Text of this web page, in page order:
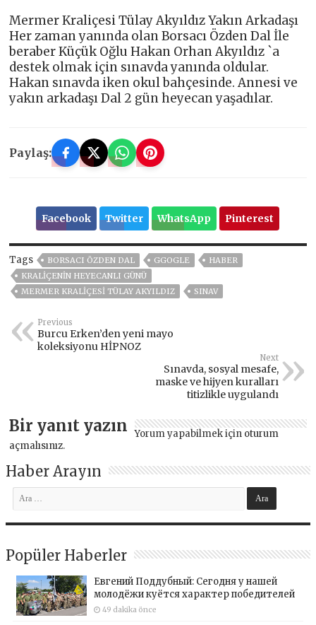
Mermer Kraliçesi Tülay Akyıldız Yakın Arkadaşı
Her zaman yanında olan Borsacı Özden Dal İle
beraber Küçük Oğlu Hakan Orhan Akyıldız `a
destek olmak için sınavda yanında oldular.
Hakan sınavda iken okul bahçesinde. Annesi ve
yakın arkadaşı Dal 2 gün heyecan yaşadılar.
Paylaş:
Facebook Twitter WhatsApp Pinterest
Tags BORSACI ÖZDEN DAL GGOGLE
HABER
KRALIÇENIN HEYECANLI GÜNÜ
MERMER KRALIÇESI TÜLAY AKYILDIZ
SINAV
Previous
Burcu Erken’den yeni mayo
koleksiyonu HİPNOZ
Next
Sınavda, sosyal mesafe,
maske ve hijyen kuralları
titizlikle uygulandı
Bir yanıt yazın Yorum yapabilmek için oturum
açmalısınız.
Haber Arayın
Popüler Haberler
Евгений Поддубный: Сегодня у нашей
молодёжи куётся характер победителей
49 dakika önce